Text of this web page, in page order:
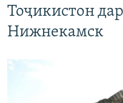
Тоҷикистон
Нижнекамск